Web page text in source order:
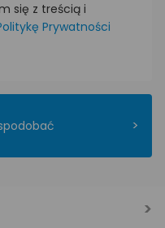
się z treścią i
Prywatności
>